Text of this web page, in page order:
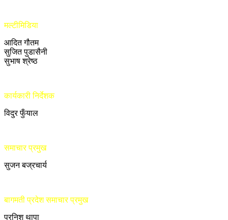
मल्टीमिडिया
आदित गौतम
सुजित पुडासैनी
सुभाष श्रेष्ठ
कार्यकारी निर्देशक
विदुर फुँयाल
समाचार प्रमुख
सुजन बज्रचार्य
बागमती प्रदेश समाचार प्रमुख
प्रनिश थापा